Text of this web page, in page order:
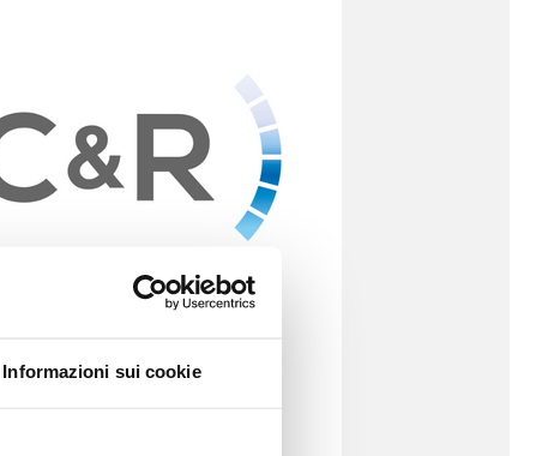
Informazioni sui cookie
de cobre y aletas de aluminio
en términos de sostenibilidad y